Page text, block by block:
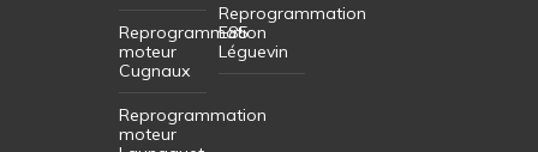
Reprogrammation
moteur
Cugnaux
Reprogrammation
moteur
Reprogrammation
E85
Léguevin